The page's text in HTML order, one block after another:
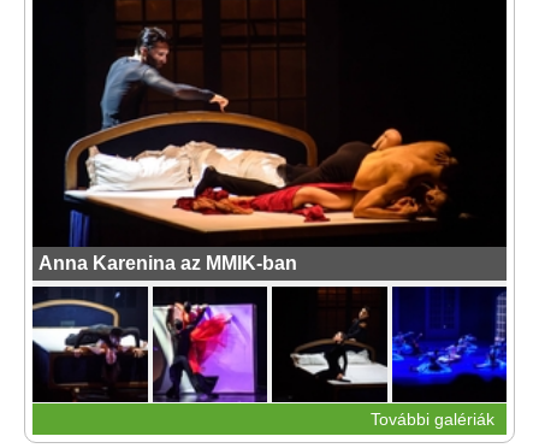
Anna Karenina az MMIK-ban
További galériák